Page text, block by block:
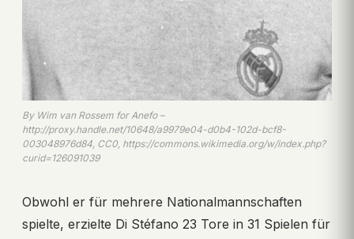
By Wim van Rossem for Anefo –
http://proxy.handle.net/10648/a9979e04-d0b4-102d-bcf8-
003048976d84, CC0, https://commons.wikimedia.org/w/index.php?
curid=126091039
Obwohl er für mehrere Nationalmannschaften
spielte, erzielte Di Stéfano 23 Tore in 31 Spielen für